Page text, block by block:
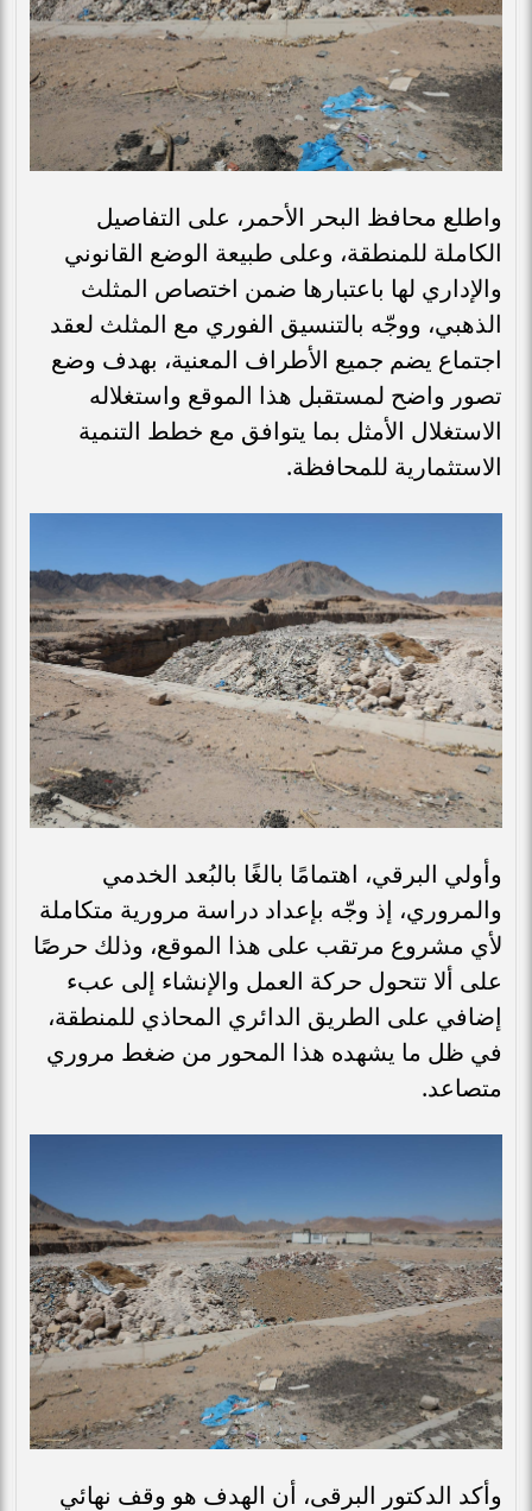
واطلع محافظ البحر الأحمر، على التفاصيل
الكاملة للمنطقة، وعلى طبيعة الوضع القانوني
والإداري لها باعتبارها ضمن اختصاص المثلث
الذهبي، ووجّه بالتنسيق الفوري مع المثلث لعقد
اجتماع يضم جميع الأطراف المعنية، بهدف وضع
تصور واضح لمستقبل هذا الموقع واستغلاله
الاستغلال الأمثل بما يتوافق مع خطط التنمية
الاستثمارية للمحافظة.
وأولي البرقي، اهتمامًا بالغًا بالبُعد الخدمي
والمروري، إذ وجّه بإعداد دراسة مرورية متكاملة
لأي مشروع مرتقب على هذا الموقع، وذلك حرصًا
على ألا تتحول حركة العمل والإنشاء إلى عبء
إضافي على الطريق الدائري المحاذي للمنطقة،
في ظل ما يشهده هذا المحور من ضغط مروري
متصاعد.
وأكد الدكتور البرقى، أن الهدف هو وقف نهائي